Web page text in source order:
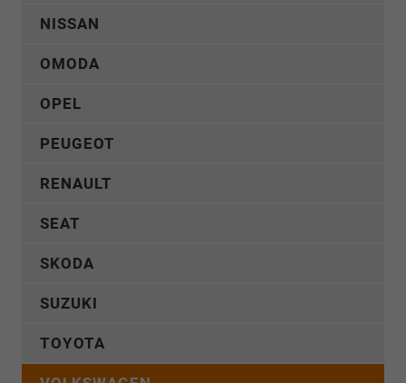
NISSAN
OMODA
OPEL
PEUGEOT
RENAULT
SEAT
SKODA
SUZUKI
TOYOTA